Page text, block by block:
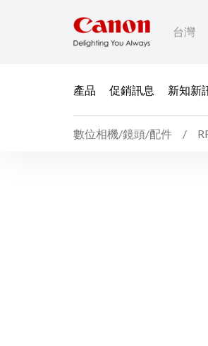
台灣
產品 促銷訊息 新知新
數位相機/鏡頭/配件